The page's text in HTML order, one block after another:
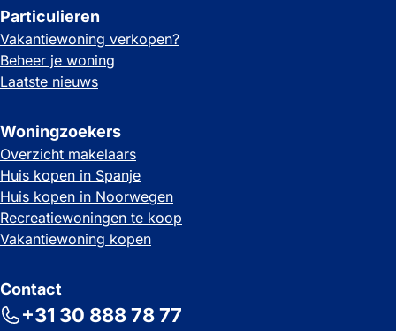
Particulieren
Vakantiewoning verkopen?
Beheer je woning
Laatste nieuws
Woningzoekers
Overzicht makelaars
Huis kopen in Spanje
Huis kopen in Noorwegen
Recreatiewoningen te koop
Vakantiewoning kopen
Contact
+31 30 888 78 77